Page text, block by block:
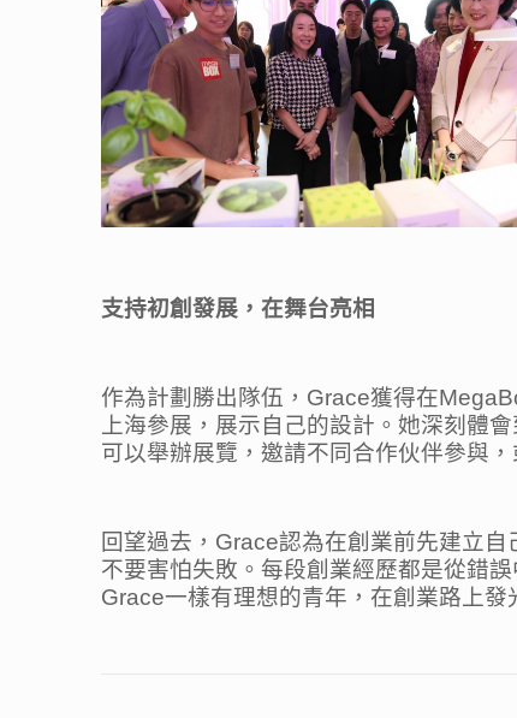
支持初創發展，在舞台亮相
作為計劃勝出隊伍，Grace獲得在
上海參展，展示自己的設計。她深刻體
可以舉辦展覽，邀請不同合作伙伴參與
回望過去，Grace認為在創業前先建立
不要害怕失敗。每段創業經歷都是從錯
Grace一樣有理想的青年，在創業路上發